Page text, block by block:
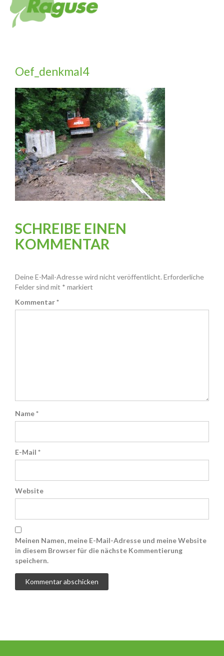
Oef_denkmal4
SCHREIBE EINEN
KOMMENTAR
Deine E-Mail-Adresse wird nicht veröffentlicht. Erforderliche
Felder sind mit * markiert
Kommentar*
Name*
E-Mail *
Website
Meinen Namen, meine E-Mail-Adresse und meine Website
in diesem Browser für die nächste Kommentierung
speichern.